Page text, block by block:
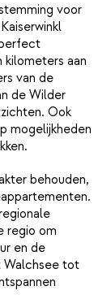
voor
aan
van de
de Wilder
Ook
mogelijkheden
behouden,
regio om
en de
Walchsee tot